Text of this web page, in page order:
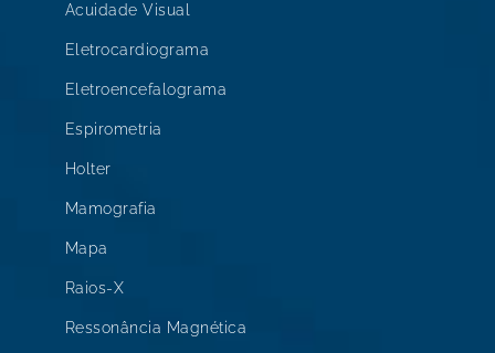
Acuidade Visual
Eletrocardiograma
Eletroencefalograma
Espirometria
Holter
Mamografia
Mapa
Raios-X
Ressonância Magnética